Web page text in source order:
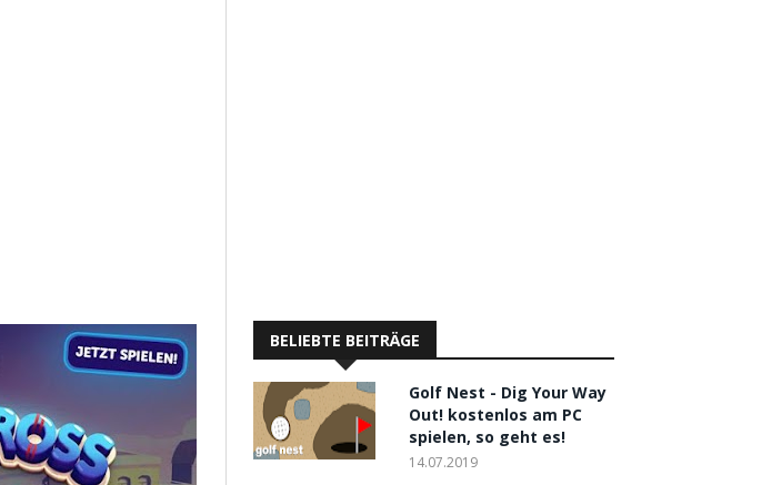
BELIEBTE BEITRÄGE
Golf Nest - Dig Your Way
Out! kostenlos am PC
spielen, so geht es!
14.07.2019